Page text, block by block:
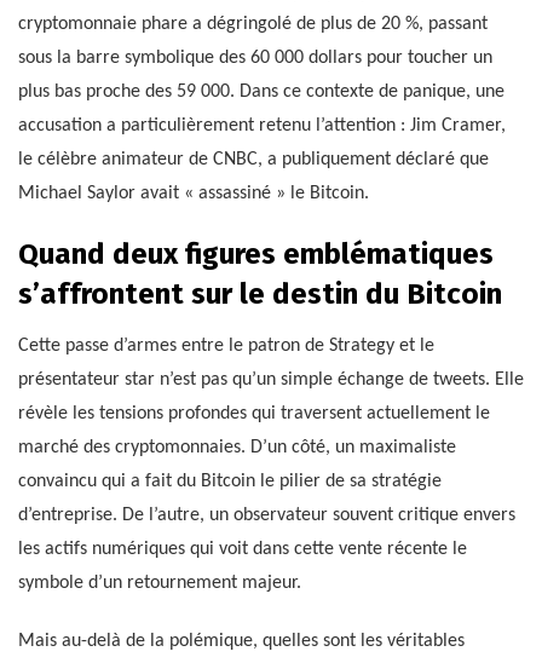
cryptomonnaie phare a dégringolé de plus de 20 %, passant
sous la barre symbolique des 60 000 dollars pour toucher un
plus bas proche des 59 000. Dans ce contexte de panique, une
accusation a particulièrement retenu l’attention : Jim Cramer,
le célèbre animateur de CNBC, a publiquement déclaré que
Michael Saylor avait « assassiné » le Bitcoin.
Quand deux figures emblématiques
s’affrontent sur le destin du Bitcoin
Cette passe d’armes entre le patron de Strategy et le
présentateur star n’est pas qu’un simple échange de tweets. Elle
révèle les tensions profondes qui traversent actuellement le
marché des cryptomonnaies. D’un côté, un maximaliste
convaincu qui a fait du Bitcoin le pilier de sa stratégie
d’entreprise. De l’autre, un observateur souvent critique envers
les actifs numériques qui voit dans cette vente récente le
symbole d’un retournement majeur.
Mais au-delà de la polémique, quelles sont les véritables